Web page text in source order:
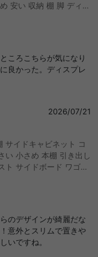
安い 収納 棚 脚 ディス
ころこちらが気になり
良かった。ディスプレ
2026/07/21
サイドキャビネット コ
い 小さめ 本棚 引き出し
ト サイドボード ワゴン
ビング キッチン おし
のデザインが綺麗だな
意外とスリムで置きや
いですね。